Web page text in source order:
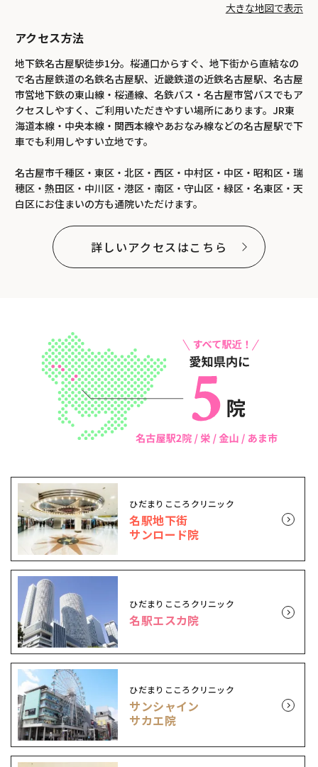
アクセス方法
地下鉄名古屋駅徒歩1分。桜通口からすぐ、地下街から直結なの
で名古屋鉄道の名鉄名古屋駅、近畿鉄道の近鉄名古屋駅、名古屋
市営地下鉄の東山線・桜通線、名鉄バス・名古屋市営バスでもア
クセスしやすく、ご利用いただきやすい場所にあります。JR東
海道本線・中央本線・関西本線やあおなみ線などの名古屋駅で下
車でも利用しやすい立地です。
名古屋市千種区・東区・北区・西区・中村区・中区・昭和区・瑞
穂区・熱田区・中川区・港区・南区・守山区・緑区・名東区・天
白区にお住まいの方も通院いただけます。
詳しいアクセスはこちら
大きな地図で表示
ひだまりこころクリニック
名駅地下街
サンロード院
ひだまりこころクリニック
名駅エスカ院
ひだまりこころクリニック
サンシャイン
サカエ院